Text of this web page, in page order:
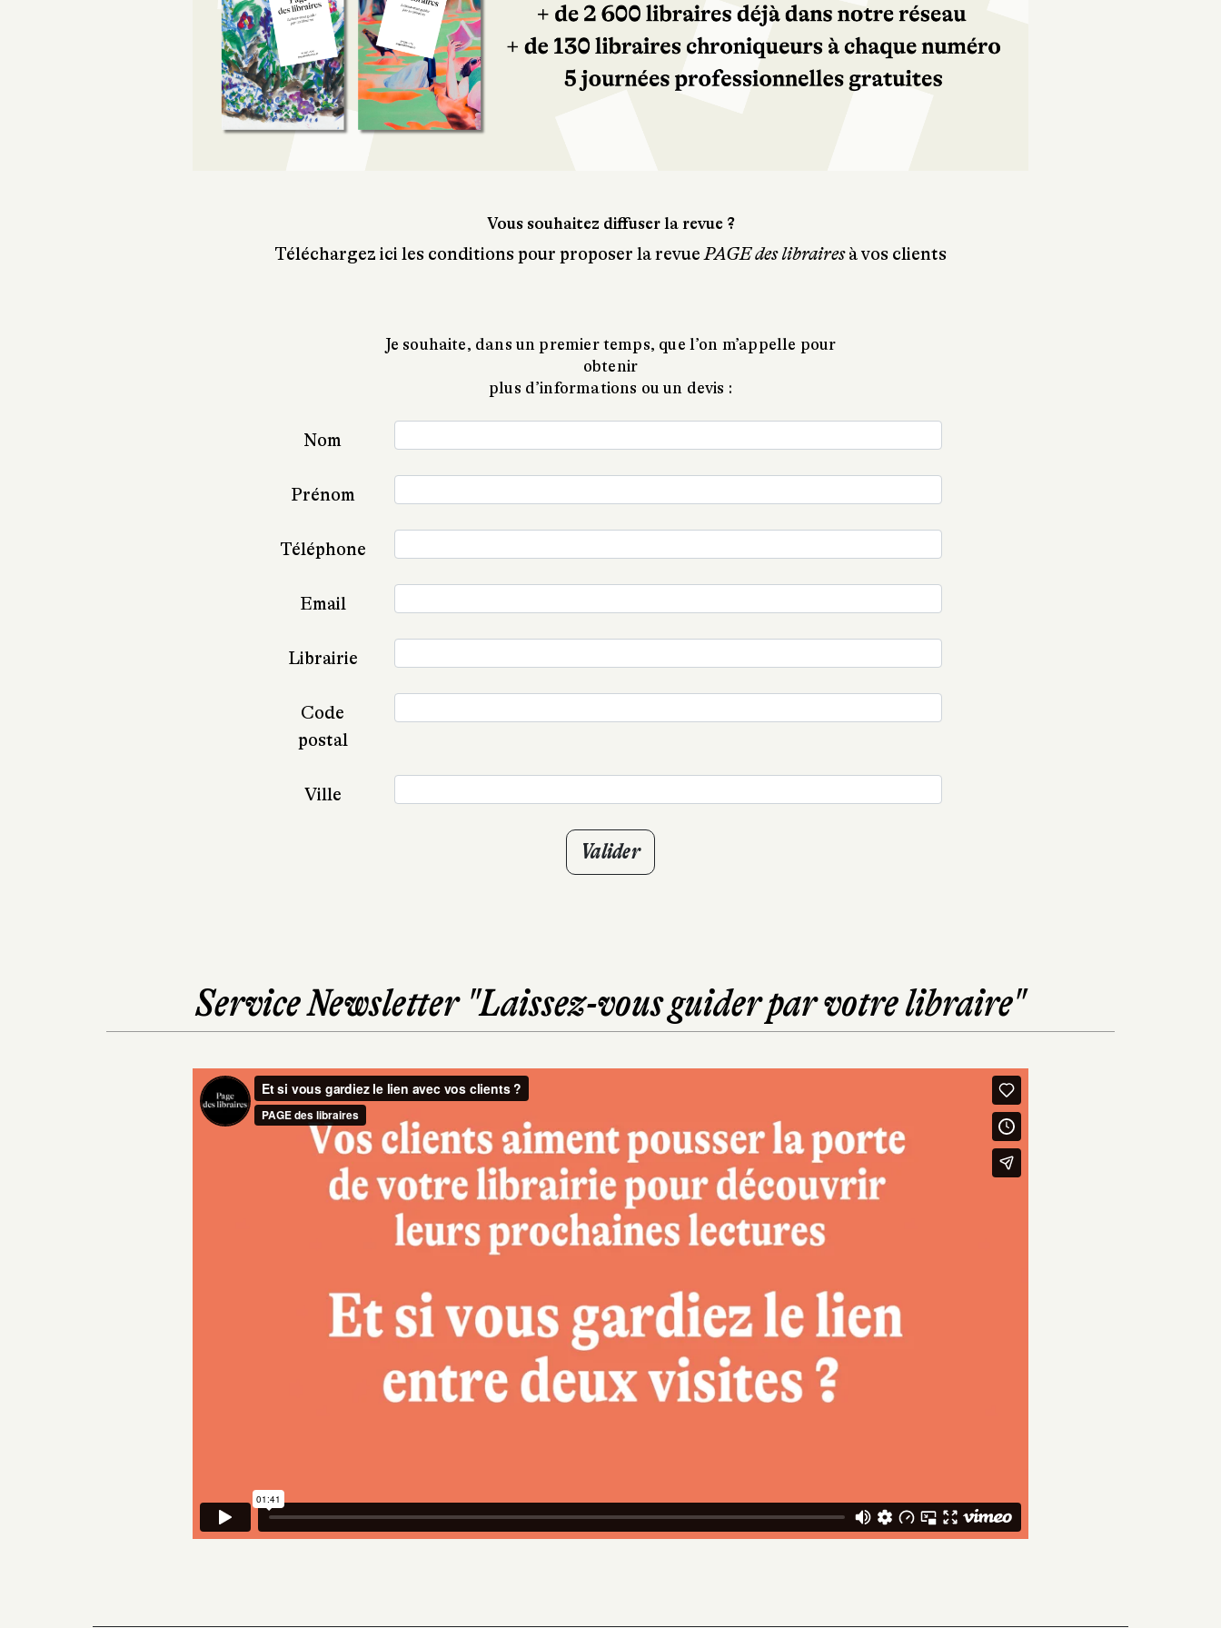
Vous souhaitez diffuser la revue ?
Téléchargez ici les conditions pour proposer la revuePAGE des librairesà vos clients
Je souhaite, dans un premier temps, que l’on m’appelle pour
obtenir
plus d’informations ou un devis :
Nom
Prénom
Téléphone
Email
Librairie
Code
postal
Ville
Valider
Service Newsletter "Laissez-vous guider par votre libraire"